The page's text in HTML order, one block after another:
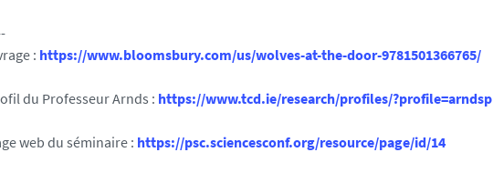
: https://www.bloomsbury.com/us/wolves-at-the-door-9781501366765/
du Professeur Arnds : https://www.tcd.ie/research/profiles/?profile=arndsp
web du séminaire : https://psc.sciencesconf.org/resource/page/id/14